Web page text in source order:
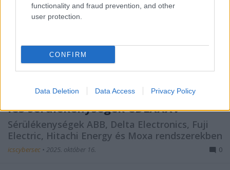
functionality and fraud prevention, and other
user protection.
CONFIRM
Data Deletion Data Access Privacy Policy
Bejelentés dátuma: 2025.10.07.Gyártó: B&R
AutomationÉrintett rendszer(ek):- Automation
verziói;Sérülékenység(ek) neve/CVSSv3.1 szerinti
besorolása:- Improper Resource Locking (CVE-2025-
3450)/kritikus;Javítás: Nincs, a gyártó
ICS sérülékenységek CDLXXXV
Sérülékenységek ABB, Delta Electronics, Fuji
Electric, Hitachi Energy és Moxa rendszerekben
icscybersec • 2025. október 16. 0